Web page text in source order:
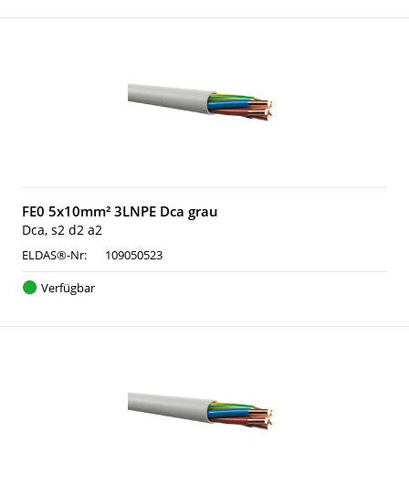
FE0 5x10mm² 3LNPE Dca grau
Dca, s2 d2 a2
ELDAS®-Nr:
109050523
Verfügbar